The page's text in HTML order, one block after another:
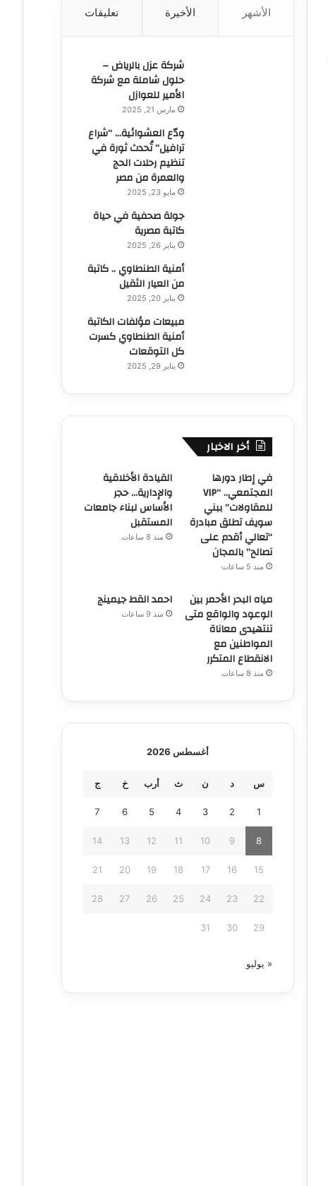
الأشهر الأخيرة تعليقات
شركة عزل بالرياض –
حلول شاملة مع شركة
الأمير للعوازل
مارس 21, 2025
ودّع العشوائية… “شراع
ترافيل” تُحدث ثورة في
تنظيم رحلات الحج
والعمرة من مصر
مايو 23, 2025
جولة صحفية في حياة
كاتبة مصرية
يناير 26, 2025
أمنية الطنطاوي .. كاتبة
من العيار الثقيل
يناير 20, 2025
مبيعات مؤلفات الكاتبة
أمنية الطنطاوي كسرت
كل التوقعات
يناير 29, 2025
أخر الاخبار
في إطار دورها
المجتمعي.. “VIP
للمقاولات” ببني
سويف تطلق مبادرة
“تعالي أقدم على
تصالح” بالمجان
منذ 5 ساعات
القيادة الأخلاقية
والإدارية… حجر
الأساس لبناء جامعات
المستقبل
منذ 8 ساعات
مياه البحر الأحمر بين
الوعود والواقع متى
تنتهيدى معاناة
المواطنين مع
الانقطاع المتكرر
منذ 8 ساعات
احمد القط جيمينج
منذ 9 ساعات
أغسطس 2026
س د ن ث أرب خ ج
1
2
3
4
5
6
7
8
9
10
11
12
13
14
15
16
17
18
19
20
21
22
23
24
25
26
27
28
29
30
31
« يوليو